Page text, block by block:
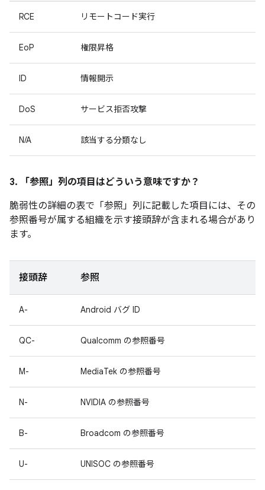
RCE リモートコード実行
EoP 権限昇格
ID 情報開示
DoS サービス拒否攻撃
N/A 該当する分類なし
3. 「参照」 列の項目はどういう意味ですか？
脆弱性の詳細の表で「参照」 列に記載した項目には、その
参照番号が属する組織を示す接頭辞が含まれる場合があり
ます。
接頭辞 参照
A- Android バグ ID
QC- Qualcomm の参照番号
M- MediaTek の参照番号
N- NVIDIA の参照番号
B- Broadcom の参照番号
U- UNISOC の参照番号